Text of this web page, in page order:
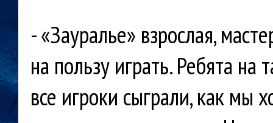
- «Зауралье» взрослая,
на пользу играть. Ребята
все игроки сыграли, как мы